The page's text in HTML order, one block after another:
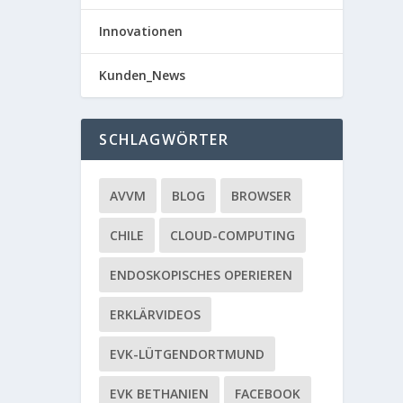
Innovationen
Kunden_News
SCHLAGWÖRTER
AVVM BLOG BROWSER
CHILE CLOUD-COMPUTING
ENDOSKOPISCHES OPERIEREN
ERKLÄRVIDEOS
EVK-LÜTGENDORTMUND
EVK BETHANIEN FACEBOOK